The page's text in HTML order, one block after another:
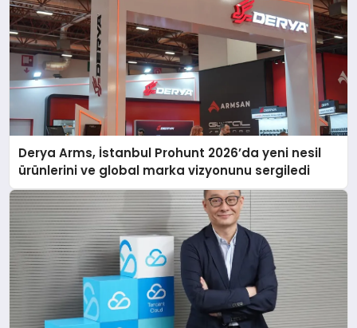
Derya Arms, İstanbul Prohunt 2026’da yeni nesil
ürünlerini ve global marka vizyonunu sergiledi